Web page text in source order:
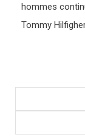
hommes
Tommy